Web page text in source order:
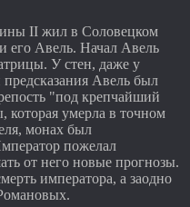
II жил в Соловецком
его Авель. Начал Авель
У стен, даже у
Авель был
"под крепчайший
которая умерла в точном
монах был
пожелал
от него новые прогнозы.
императора, а заодно